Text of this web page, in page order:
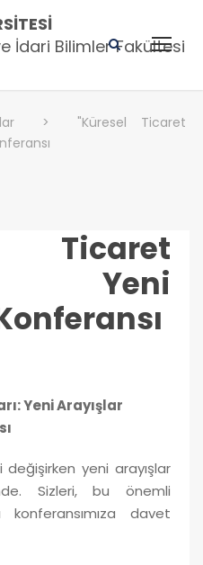
İdari Bilimler Fakültesi
>
"Küresel Ticaret
Ticaret
Yeni
Yeni Arayışlar
yeni arayışlar
Sizleri, bu önemli
konferansımıza davet